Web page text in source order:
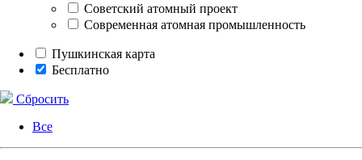
Советский атомный проект
Современная атомная промышленность
Пушкинская карта
Бесплатно
Сбросить
Все